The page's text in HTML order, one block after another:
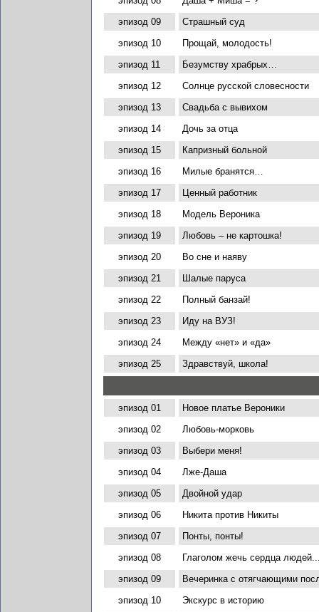
эпизод 09
Страшный суд
эпизод 10
Прощай, молодость!
эпизод 11
Безумству храбрых…
эпизод 12
Солнце русской словесности
эпизод 13
Свадьба с вывихом
эпизод 14
Дочь за отца
эпизод 15
Капризный больной
эпизод 16
Милые бранятся…
эпизод 17
Ценный работник
эпизод 18
Модель Вероника
эпизод 19
Любовь – не картошка!
эпизод 20
Во сне и наяву
эпизод 21
Шалые паруса
эпизод 22
Полный банзай!
эпизод 23
Иду на ВУЗ!
эпизод 24
Между «нет» и «да»
эпизод 25
Здравствуй, школа!
эпизод 01
Новое платье Вероники
эпизод 02
Любовь-морковь
эпизод 03
Выбери меня!
эпизод 04
Лже-Даша
эпизод 05
Двойной удар
эпизод 06
Никита против Никиты
эпизод 07
Понты, понты!
эпизод 08
Глаголом жечь сердца
эпизод 09
Вечеринка с отягчающими
эпизод 10
Экскурс в историю